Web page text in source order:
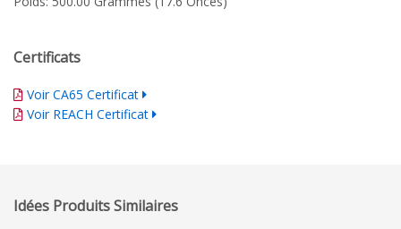
Certificats
Voir CA65 Certificat
Voir REACH Certificat
Idées Produits Similaires